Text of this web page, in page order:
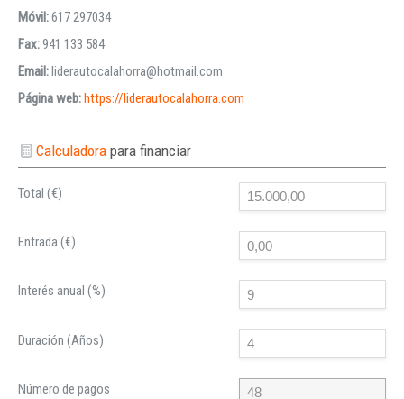
Móvil:617 297034
Fax:941 133 584
Email:liderautocalahorra@hotmail.com
Página web:https://liderautocalahorra.com
Calculadorapara financiar
Total (€)
Entrada (€)
Interés anual (%)
Duración (Años)
Número de pagos